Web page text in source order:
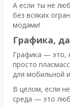
А если ты не
без всяких
модами!
Графика,
Графика — это,
просто
для мобильной
В целом, если
среда — это